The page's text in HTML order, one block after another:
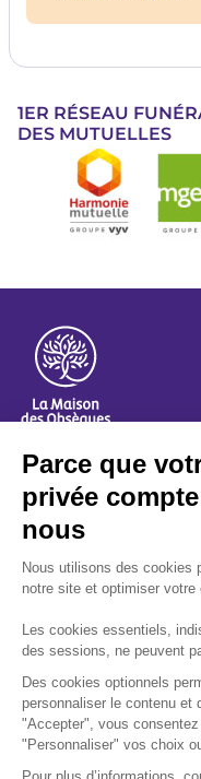
1ER RÉSEAU
DES MUTUELLES
Image
A propos
Nos métiers
Les indispensables
Nous rejoindre
Nous contacter